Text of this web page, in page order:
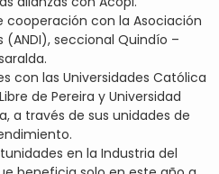
cooperación con la Asociación
(ANDI), seccional Quindío –
con las Universidades Católica
de Pereira y Universidad
a través de sus unidades de
en la Industria del